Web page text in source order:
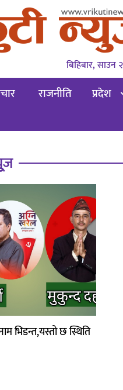
बिहिबार, साउन
राजनीति प्रदेश
भिडन्त,यस्तो छ स्थिति